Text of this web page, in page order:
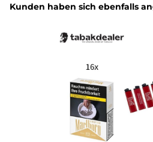
Produktgalerie überspringen
Kunden haben sich ebenfalls